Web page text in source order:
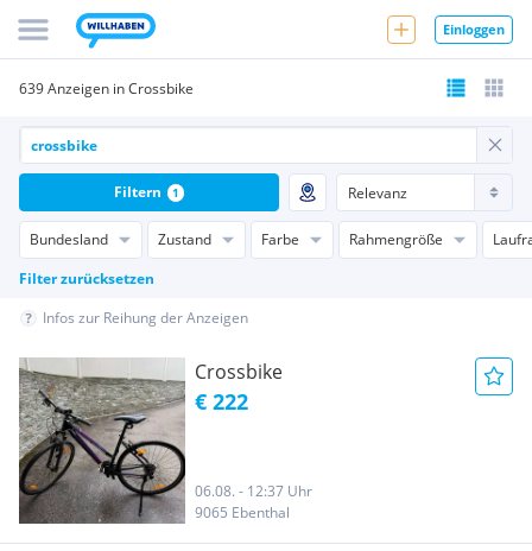
Einloggen
639 Anzeigen in Crossbike
Bundesland Zustand Farbe Rahmengröße
Filter zurücksetzen
Filtern 1
Infos zur Reihung der Anzeigen
Crossbike
€ 222
06.08. - 12:37 Uhr
9065 Ebenthal